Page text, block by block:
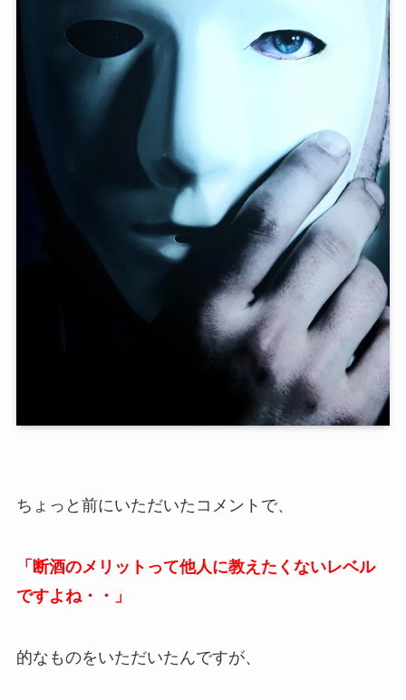
ちょっと前にいただいたコメントで、
「断酒のメリットって他人に教えたくないレベル
ですよね・・」
的なものをいただいたんですが、